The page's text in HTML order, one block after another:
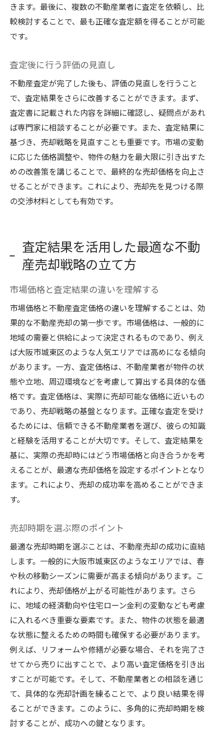
きます。最後に、複数の不動産業者に査定を依頼し、比
較検討することで、最も正確な査定額を得ることが可能
です。
査定後に行う評価の見直し
不動産査定が完了した後も、評価の見直しを行うこと
で、査定結果をさらに改善することができます。まず、
査定書に記載された内容を詳細に確認し、疑問点があれ
ば専門家に相談することが必要です。また、査定結果に
基づき、売却戦略を見直すことも重要です。市場の変動
に応じた価格調整や、物件の魅力を最大限に引き出すた
めの改善策を講じることで、最終的な売却価格を向上さ
せることができます。これにより、売却先を見つける際
の交渉材料としても有効です。
査定結果を活用した最適な不動
産売却戦略の立て方
市場価格と査定結果の違いを理解する
市場価格と不動産査定価格の違いを理解することは、効
果的な不動産売却の第一歩です。市場価格は、一般的に
地域の需要と供給によって決定されるものであり、例え
ば大阪市城東区のような人気エリアでは高めになる傾向
があります。一方、査定価格は、不動産業者が物件の状
態や立地、周辺環境などを考慮して算出する具体的な価
格です。査定価格は、実際に売却可能な価格に近いもの
であり、売却戦略の基盤となります。正確な査定を受け
るためには、信頼できる不動産業者を選び、彼らの知識
と経験を活用することが大切です。そして、査定結果を
基に、実際の売却時にはどう市場価格と向き合うかを考
えることが、最適な売却価格を設定するポイントとなり
ます。これにより、売却の成功率を高めることができま
す。
売却時期を選ぶ際のポイント
最適な売却時期を選ぶことは、不動産売却の成功に直結
します。一般的に大阪市城東区のようなエリアでは、春
や秋の移動シーズンに需要が高まる傾向があります。こ
れにより、売却価格が上がる可能性があります。さら
に、地域の経済動向や住宅ローン金利の変動なども考慮
に入れるべき重要な要素です。また、物件の状態を最適
な状態に整えるための時間も確保する必要があります。
例えば、リフォームや修繕が必要な場合、それを完了さ
せてから売りに出すことで、より高い査定価格を引き出
すことが可能です。そして、不動産業者との相談を通じ
て、具体的な売却計画を練ることで、より良い結果を得
ることができます。このように、多角的に売却時期を検
討することが、成功への鍵となります。